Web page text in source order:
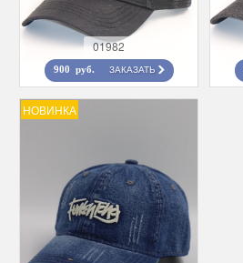
01982
900 руб. ЗАКАЗАТЬ
НОВИНКА